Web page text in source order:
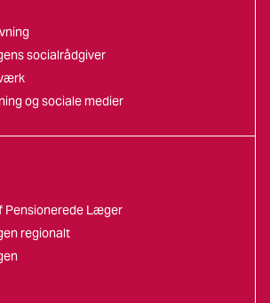
socialrådgiver
og sociale medier
Pensionerede Læger
regionalt